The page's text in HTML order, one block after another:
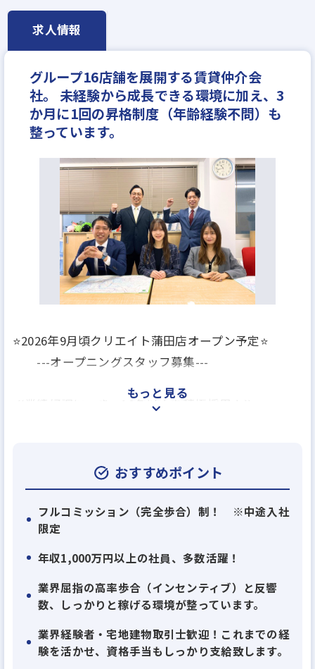
職種未経験歓迎
固定給25万円以上
地域密着型
設立30年以上
学歴不問
宅建取引士歓迎
自動車免許未取得でもOK
社宅・家賃補助あり
資格支援制度あり
研修制度あり
転勤なし
フレックス勤務あり
年収450万円
年収500万円
年収550万円
年収600万円
年収700万円
年収800万円
年収900万円
年収1000万円～
月給25万円
月給30万円
月給35万円 月給40万円 月給50万円
求人情報
グループ16店舗を展開する賃貸仲介会
社。 未経験から成長できる環境に加え、3
か月に1回の昇格制度（年齢経験不問）も
整っています。
⭐️2026年9月頃クリエイト蒲田店オープン予定⭐️
---オープニングスタッフ募集---
≪業績好調につき、10名以上を積極採用！≫
物件管理会社との強固な信頼関係を武器に、お客様
からの反響は右肩上がり。安定した経営基盤を築い
ています。
2025年10月に池袋店をオープンし、さらに2026年9
拡大フェーズにあります。
これに伴い、組織体制の強化を図るため、新たに10
名以上のルームアドバイザーをお迎えする予定です。
もっと見る
おすすめポイント
フルコミッション（完全歩合）制！ ※中途入社
限定
年収1,000万円以上の社員、多数活躍！
業界屈指の高率歩合（インセンティブ）と反響
数、しっかりと稼げる環境が整っています。
業界経験者・宅地建物取引士歓迎！これまでの経
験を活かせ、資格手当もしっかり支給致します。